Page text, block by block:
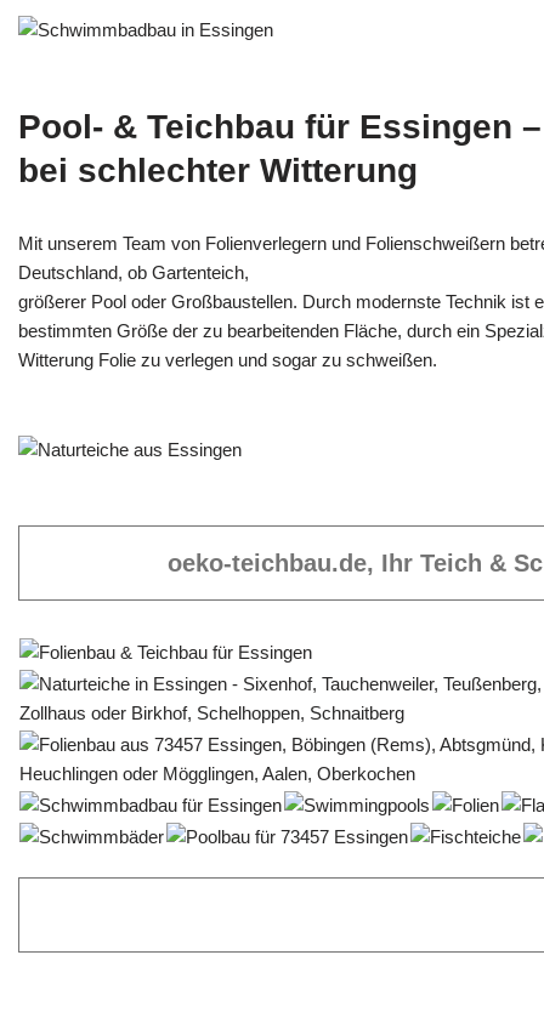
Pool- & Teichbau für Essingen
bei schlechter Witterung
Mit unserem Team von Folienverlegern und Folien­schweißern
Deutschland, ob Gartenteich,
größerer Pool oder Großbaustellen. Durch modernste Technik ist
bestimmten Größe der zu bearbeitenden Fläche, durch ein
Witterung Folie zu verlegen und sogar zu schweißen.
oeko-teichbau.de, Ihr Teich &